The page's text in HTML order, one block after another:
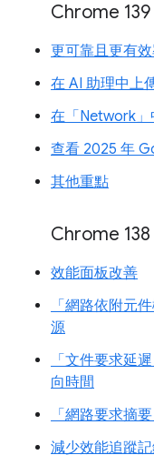
Chrome 139
更可靠且更有
在 AI 助理中上
在「Network」
查看 2025 年
其他重點
Chrome 138
效能面板改善
「網路依附元
源
「文件要求延
向時間
「網路要求摘
減少效能追蹤